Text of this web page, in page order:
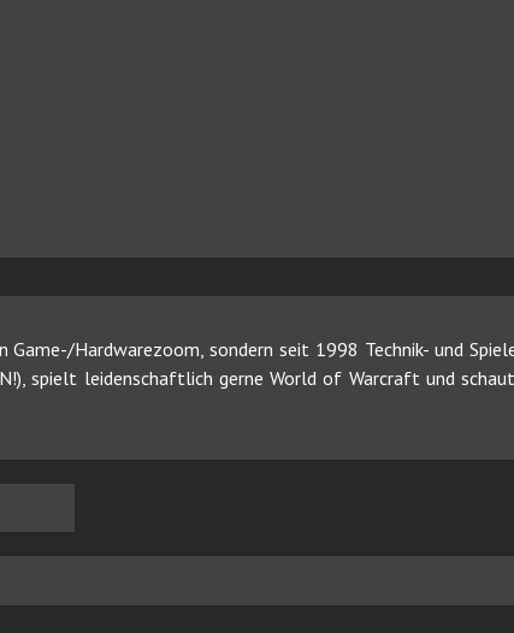
Game-/Hardwarezoom, sondern seit 1998 Technik- und
spielt leidenschaftlich gerne World of Warcraft und